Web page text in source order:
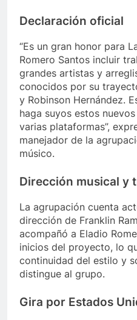
Declaración oficial
“Es un gran honor para
Romero Santos incluir
grandes artistas y
conocidos por su
y Robinson Hernández.
haga suyos estos
varias plataformas”,
manejador de la
músico.
Dirección musical y
La agrupación cuenta
dirección de Franklin
acompañó a Eladio
inicios del proyecto, lo
continuidad del estilo y
distingue al grupo.
Gira por Estados